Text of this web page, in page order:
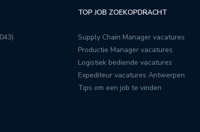
TOP JOB ZOEKOPDRACHT
Supply Chain Manager vacatures
Productie Manager vacatures
Logistiek bediende vacatures
Expediteur vacatures Antwerpen
Tips om een job te vinden